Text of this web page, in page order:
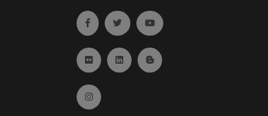
Ir a facebook (abre en ventana nueva)
Ir a twitter (abre en ventana nueva)
Ir a YouTube (abre en
Ir a Flickr (abre en ventana nueva)
Ir a Linkedin (abre en ventana nueva)
Ir al Blog (abre en ventana
Ir a Instagram (abre en ventana nueva)